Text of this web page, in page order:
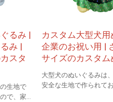
るみ |
み |
スタ
生地で
で、家
カスタム大型犬
企業のお祝い用 |
サイズのカスタ
大型犬のぬいぐるみは
安全な生地で作られて